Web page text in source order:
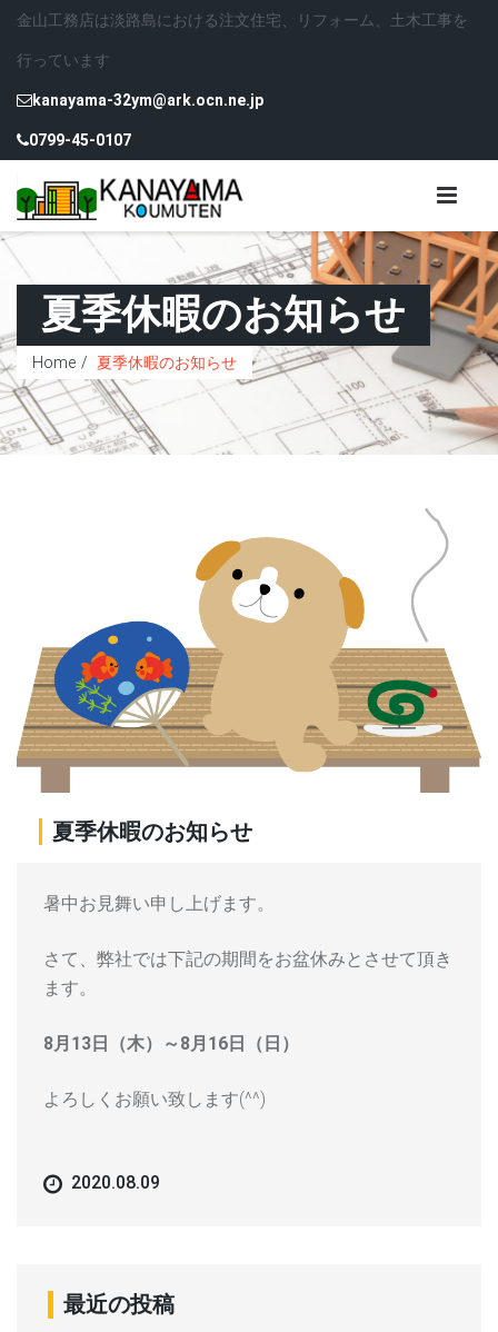
金山工務店は淡路島における注文住宅、リフォーム、土木工事を
行っています
kanayama-32ym@ark.ocn.ne.jp
0799-45-0107
夏季休暇のお知らせ
Home 夏季休暇のお知らせ
夏季休暇のお知らせ
暑中お見舞い申し上げます。
さて、弊社では下記の期間をお盆休みとさせて頂き
ます。
8月13日（木）～8月16日（日）
よろしくお願い致します(^^)
2020.08.09
最近の投稿